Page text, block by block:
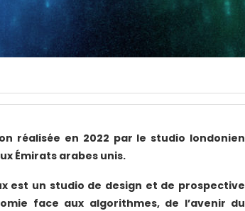
réalisée en 2022 par le studio londonien
Émirats arabes unis.
est un studio de design et de prospective
face aux algorithmes, de l’avenir du